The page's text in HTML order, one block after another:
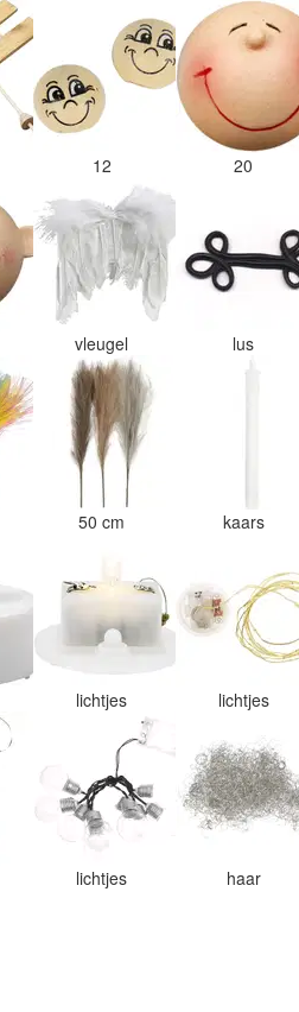
12 20
vleugel lus
50 cm kaars
lichtjes lichtjes
lichtjes haar